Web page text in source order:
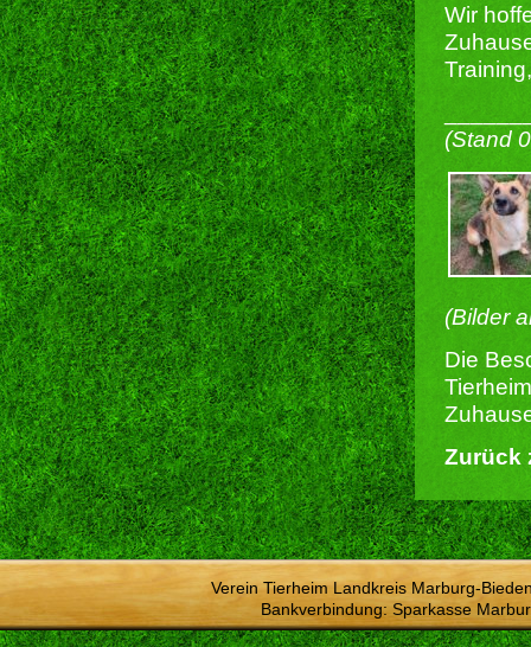
Wir
(Stand
(Bilder
Die
Zurück
Verein Tierheim Landkreis Marburg-
Bankverbindung: Sparkasse